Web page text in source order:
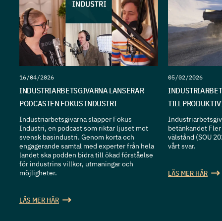
16/04/2026
INDUSTRIARBETSGIVARNA LANSERAR
PODCASTEN FOKUS INDUSTRI
Industriarbetsgivarna släpper Fokus
Industri, en podcast som riktar ljuset mot
svensk basindustri. Genom korta och
engagerande samtal med experter från hela
landet ska podden bidra till ökad förståelse
för industrins villkor, utmaningar och
möjligheter.
LÄS MER HÄR
05/02/2026
TILL
betänkandet
välstånd (SOU
vårt svar.
LÄS MER HÄR